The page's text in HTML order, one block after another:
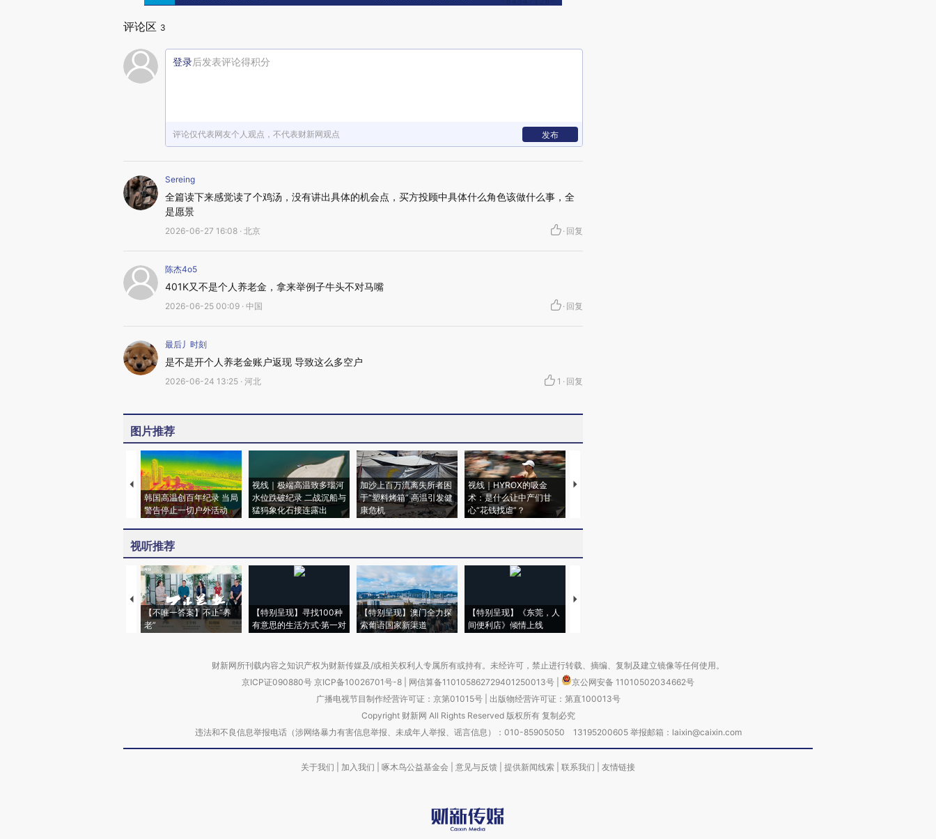
评论区 3
登录后发表评论得积分
评论仅代表网友个人观点，不代表财新网观点 发布
Sereing
全篇读下来感觉读了个鸡汤，没有讲出具体的机会点，买方投顾中具体什么角色该做什么事，全
是愿景
2026-06-27 16:08 · 北京 · 回复
陈杰4o5
401K又不是个人养老金，拿来举例子牛头不对马嘴
2026-06-25 00:09 · 中国 · 回复
最后丿时刻
是不是开个人养老金账户返现 导致这么多空户
2026-06-24 13:25 · 河北 1 · 回复
图片推荐
韩国高温创百年纪录 当局
警告停止一切户外活动
视线｜极端高温致多瑙河
水位跌破纪录 二战沉船与
猛犸象化石接连露出
加沙上百万流离失所者困
于“塑料烤箱” 高温引发健
康危机
视线｜HYROX的吸金
术：是什么让中产们甘
心“花钱找虐”？
马航飞行员跨国走私7万
视听推荐
【不唯一答案】不止“养
老”
【特别呈现】寻找100种
有意思的生活方式·第一对
【特别呈现】澳门全力探
索葡语国家新渠道
【特别呈现】《东莞，人
间便利店》倾情上线
【推广】走进第四届链博
财新网所刊载内容之知识产权为财新传媒及/或相关权利人专属所有或持有。未经许可，禁止进行转载、摘编、复制及建立镜像等任何使用。
京ICP证090880号 京ICP备10026701号-8 网信算备110105862729401250013号
京公网安备 11010502034662号
广播电视节目制作经营许可证：京第01015号| 出版物经营许可证：第直100013号
Copyright 财新网 All Rights Reserved 版权所有 复制必究
违法和不良信息举报电话（涉网络暴力有害信息举报、未成年人举报、谣言信息）：010-85905050 13195200605 举报邮箱：laixin@caixin.com
关于我们 加入我们 啄木鸟公益基金会 意见与反馈 提供新闻线索 联系我们 友情链接